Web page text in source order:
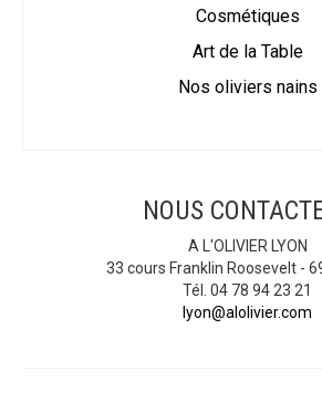
Cosmétiques
Art de la Table
Nos oliviers nains
NOUS
A L'OLIVIER LYON
33 cours Franklin Roosevelt -
Tél. 04 78 94 23 21
lyon@alolivier.com